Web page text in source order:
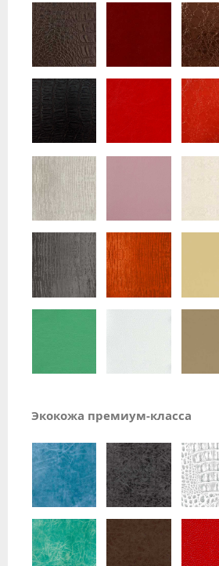
Экокожа премиум-класса